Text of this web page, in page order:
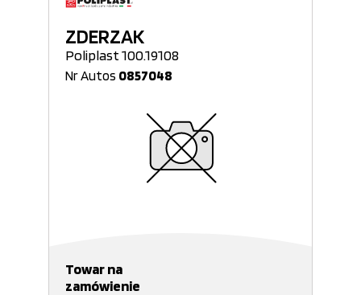
ZDERZAK
Poliplast 100.19108
Nr Autos 0857048
Towar na
zamówienie